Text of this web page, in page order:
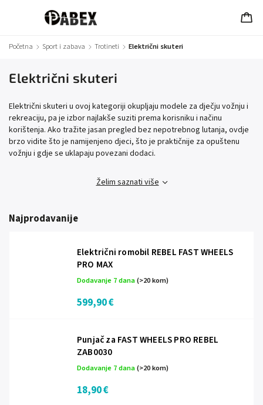
Početna / Sport i zabava / Trotineti / Električni skuteri
Električni skuteri
Električni skuteri u ovoj kategoriji okupljaju modele za dječju vožnju i
rekreaciju, pa je izbor najlakše suziti prema korisniku i načinu
korištenja. Ako tražite jasan pregled bez nepotrebnog lutanja, ovdje
brzo vidite što je namijenjeno djeci, što je praktičnije za opuštenu
vožnju i gdje se uklapaju povezani dodaci.
Želim saznati više
Najprodavanije
Električni romobil REBEL FAST WHEELS
PRO MAX
Dodavanje 7 dana(>20 kom)
599,90 €
Punjač za FAST WHEELS PRO REBEL
ZAB0030
Dodavanje 7 dana(>20 kom)
18,90 €